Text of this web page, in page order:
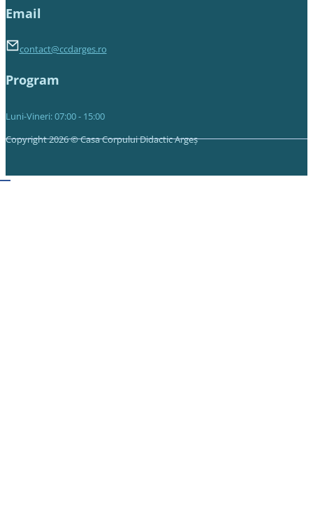
Email
contact@ccdarges.ro
Program
Luni-Vineri: 07:00 - 15:00
Copyright 2026 © Casa Corpului Didactic Argeș